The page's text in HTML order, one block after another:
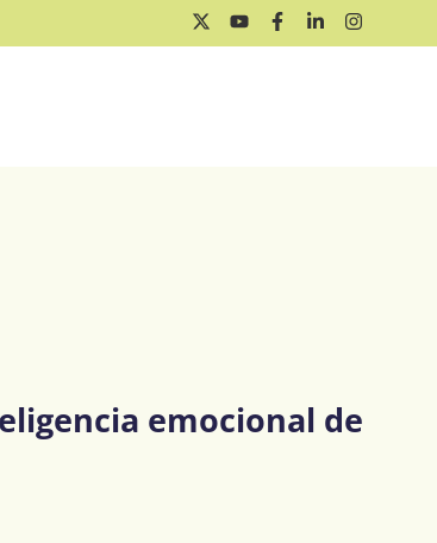
emocional de